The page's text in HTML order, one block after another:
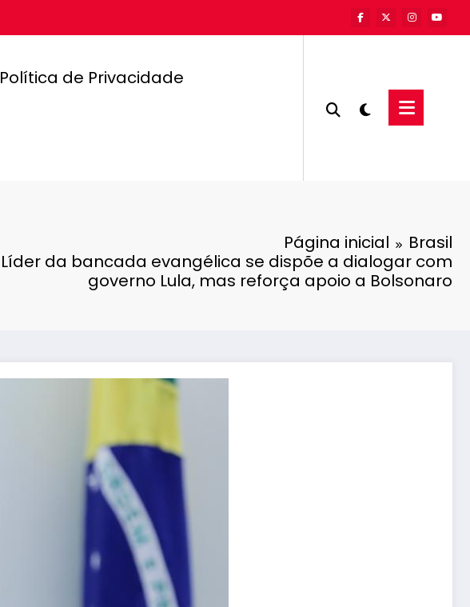
Política de Privacidade
Página inicial
Brasil
Líder da bancada evangélica se dispõe a dialogar com
governo Lula, mas reforça apoio a Bolsonaro